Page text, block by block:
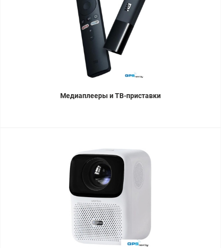
Медиаплееры и ТВ-приставки